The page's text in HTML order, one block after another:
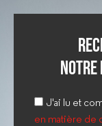
notre
J'ai lu et
en matière de